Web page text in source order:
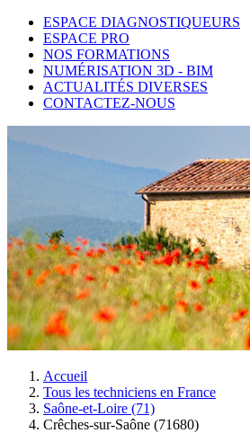
ESPACE DIAGNOSTIQUEURS
ESPACE PRO
NOS FORMATIONS
NUMÉRISATION 3D - BIM
ACTUALITÉS DIVERSES
CONTACTEZ-NOUS
Accueil
Tous les techniciens en France
Saône-et-Loire (71)
Crêches-sur-Saône (71680)